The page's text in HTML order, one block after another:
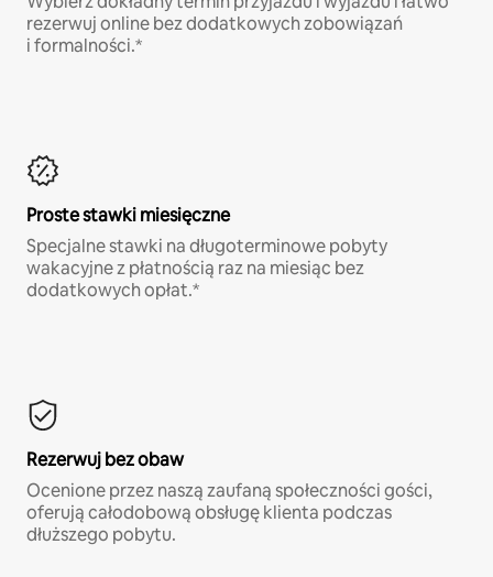
rezerwuj online bez dodatkowych zobowiązań
i formalności.*
Proste stawki miesięczne
Specjalne stawki na długoterminowe pobyty
wakacyjne z płatnością raz na miesiąc bez
dodatkowych opłat.*
Rezerwuj bez obaw
Ocenione przez naszą zaufaną społeczności gości,
oferują całodobową obsługę klienta podczas
dłuższego pobytu.